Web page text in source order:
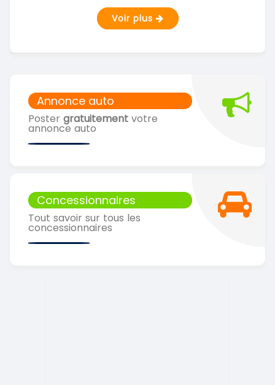
Annonce auto
Poster gratuitement votre
annonce auto
Concessionnaires
Tout savoir sur tous les
concessionnaires
Voir plus